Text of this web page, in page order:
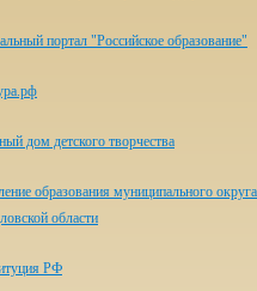
портал "Российское образование"
дом детского творчества
образования муниципального
области
РФ